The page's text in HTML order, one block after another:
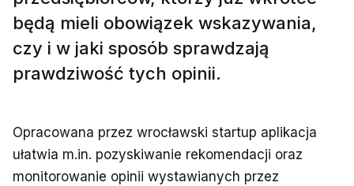
będą mieli obowiązek wskazywania,
czy i w jaki sposób sprawdzają
prawdziwość tych opinii.
Opracowana przez wrocławski startup aplikacja
ułatwia m.in. pozyskiwanie rekomendacji oraz
monitorowanie opinii wystawianych przez